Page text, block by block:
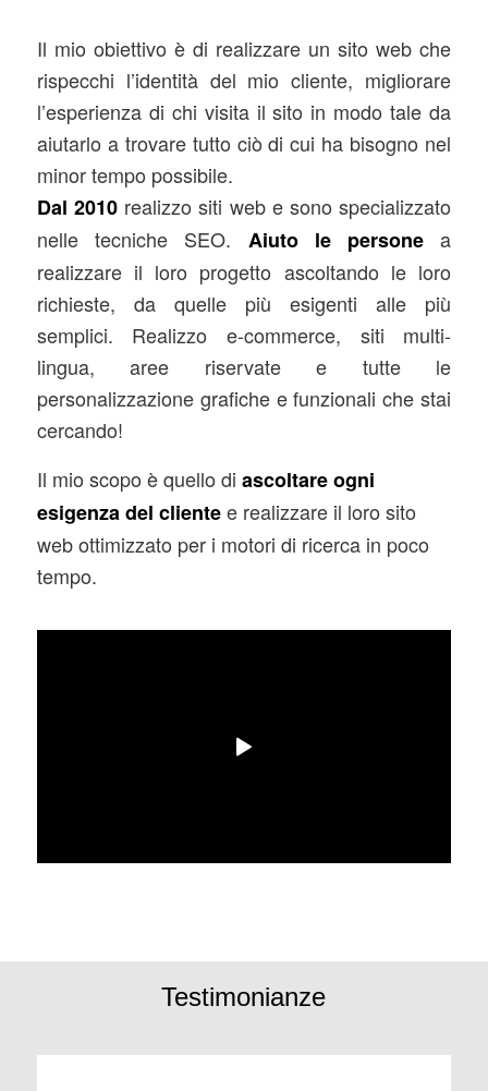
Il mio obiettivo è di realizzare un sito web che
rispecchi l’identità del mio cliente, migliorare
l’esperienza di chi visita il sito in modo tale da
aiutarlo a trovare tutto ciò di cui ha bisogno nel
minor tempo possibile.
Dal 2010realizzo siti web e sono specializzato
nelle tecniche SEO. Aiuto le persone a
realizzare il loro progetto ascoltando le loro
richieste, da quelle più esigenti alle più
semplici. Realizzo e-commerce, siti multi-
lingua, aree riservate e tutte le
personalizzazione grafiche e funzionali che stai
cercando!
Il mio scopo è quello di ascoltare ogni
esigenza del clientee realizzare il loro sito
web ottimizzato per i motori di ricerca in poco
tempo.
Testimonianze